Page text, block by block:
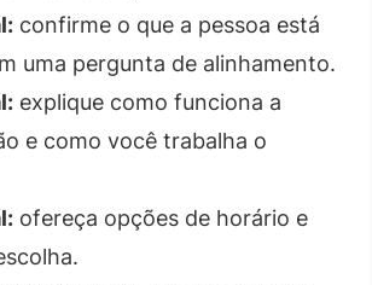
confirme o que a pessoa está
uma pergunta de alinhamento.
explique como funciona a
e como você trabalha o
ofereça opções de horário e